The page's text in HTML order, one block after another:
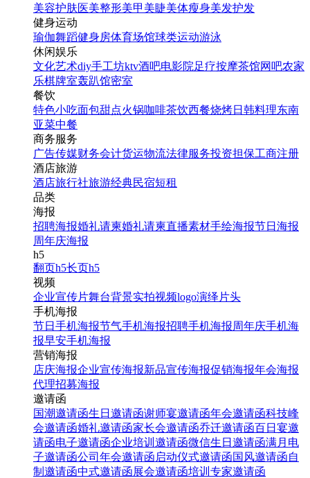
美容护肤医美整形美甲美睫美体瘦身美发护发
健身运动
瑜伽舞蹈健身房体育场馆球类运动游泳
休闲娱乐
文化艺术diy手工坊ktv酒吧电影院足疗按摩茶馆网吧农家
乐棋牌室轰趴馆密室
餐饮
特色小吃面包甜点火锅咖啡茶饮西餐烧烤日韩料理东南
亚菜中餐
商务服务
广告传媒财务会计货运物流法律服务投资担保工商注册
酒店旅游
酒店旅行社旅游经典民宿短租
品类
海报
招聘海报婚礼请柬婚礼请柬直播素材手绘海报节日海报
周年庆海报
h5
翻页h5长页h5
视频
企业宣传片舞台背景实拍视频logo演绎 片头
手机海报
节日手机海报节气手机海报招聘手机海报周年庆手机海
报早安手机海报
营销海报
店庆海报企业宣传海报新品宣传海报促销海报年会海报
代理招募海报
邀请函
国潮邀请函生日邀请函谢师宴邀请函年会邀请函科技峰
会邀请函婚礼邀请函家长会邀请函乔迁邀请函百日宴邀
请函电子邀请函企业培训邀请函微信生日邀请函满月电
子邀请函公司年会邀请函 启动仪式邀请函国风邀请函自
制邀请函中式邀请函展会邀请函培训专家邀请函